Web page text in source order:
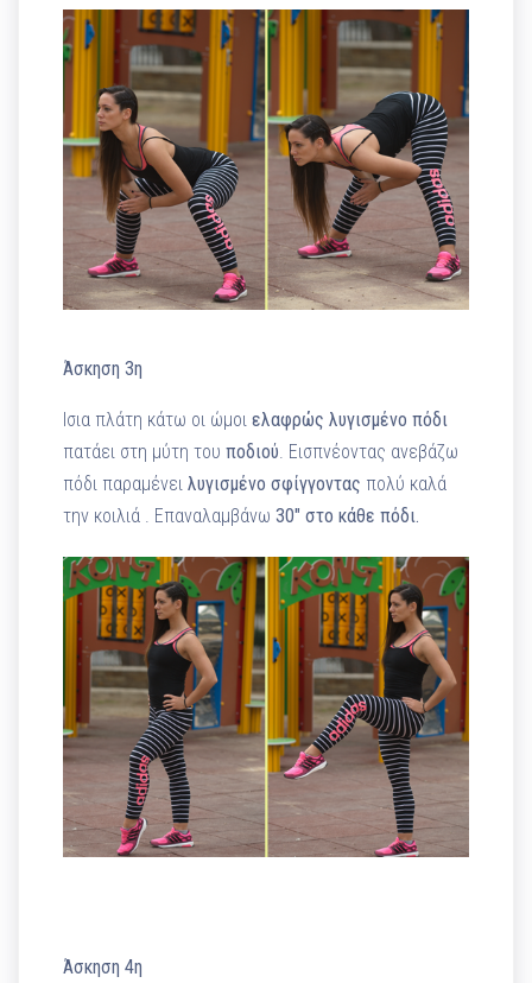
Άσκηση 3η
Ισια πλάτη κάτω οι ώμοιελαφρώς λυγισμένο πόδι
πατάει στη μύτη τουποδιού. Εισπνέοντας ανεβάζω
πόδι παραμένειλυγισμένο σφίγγοντας πολύ καλά
την κοιλιά . Επαναλαμβάνω30″ στο κάθε πόδι.
Άσκηση 4η